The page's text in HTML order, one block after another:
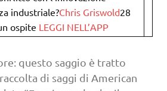
industriale?Chris Griswold28
ospite LEGGI NELL’APP
questo saggio è tratto
di saggi di American